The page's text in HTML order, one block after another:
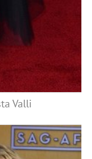
Valli